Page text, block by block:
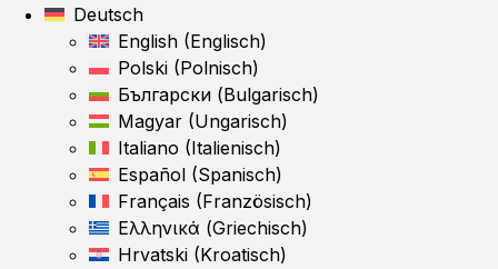
Deutsch
English (Englisch)
Polski (Polnisch)
Български (Bulgarisch)
Magyar (Ungarisch)
Italiano (Italienisch)
Español (Spanisch)
Français (Französisch)
Ελληνικά (Griechisch)
Hrvatski (Kroatisch)